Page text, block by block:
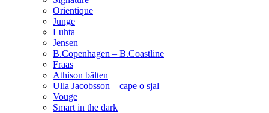
Orientique
Junge
Luhta
Jensen
B.Copenhagen – B.Coastline
Fraas
Athison bälten
Ulla Jacobsson – cape o sjal
Vouge
Smart in the dark